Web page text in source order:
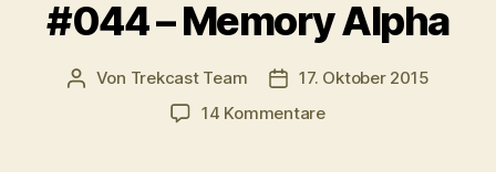
#044 – Memory Alpha
Beitragsautor
Von Trekcast Team Veröffentlichungsdatum
17. Oktober 2015
14 Kommentarezu